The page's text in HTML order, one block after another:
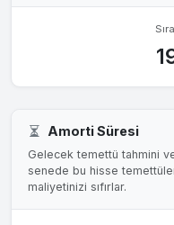
Amorti Süresi
Gelecek temettü tahmini
senede bu hisse
maliyetinizi sıfırlar.